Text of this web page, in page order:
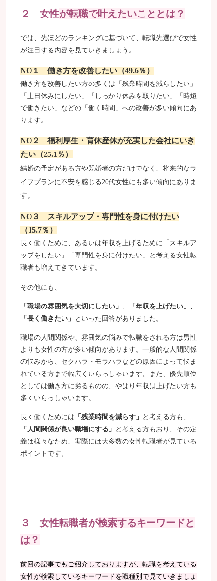
２ 女性が転職で叶えたいこととは？
では、先ほどのランキングに基づいて、転職先選びで女性
が注目する内容を見ていきましょう。
NO１ 働き方を改善したい（49.6％）
働き方を改善したい方の多くは「残業時間を減らしたい」
「土日休みにしたい」「しっかり休みを取りたい」「時短
で働きたい」などの「働く時間」への改善が多い傾向にあ
ります。
NO２ 福利厚生・育休産休が充実した会社にいき
たい（25.1％）
結婚の予定がある方や既婚者の方だけでなく、将来的なラ
イフプランに不安を感じる20代女性にも多い傾向にありま
す。
NO３ スキルアップ・専門性を身に付けたい
（15.7％）
長く働くために、あるいは年収を上げるために「スキルア
ップをしたい」「専門性を身に付けたい」と考える女性転
職者も増えてきています。
その他にも、
「職場の雰囲気を大切にしたい」、「年収を上げたい」、
「長く働きたい」 といった回答がありました。
職場の人間関係や、雰囲気の悩みで転職をされる方は男性
よりも女性の方が多い傾向があります。一般的な人間関係
の悩みから、セクハラ・モラハラなどの原因によって悩ま
れている方まで幅広くいらっしゃいます。また、優先順位
としては働き方に劣るものの、やはり年収は上げたい方も
多くいらっしゃいます。
長く働くためには 「残業時間を減らす」 と考える方も、
「人間関係が良い職場にする」 と考える方もおり、その定
義は様々なため、実際には大多数の女性転職者が見ている
ポイントです。
３ 女性転職者が検索するキーワードと
は？
前回の記事でもご紹介しておりますが、転職を考えている
女性が検索しているキーワードを職種別で見ていきましょ